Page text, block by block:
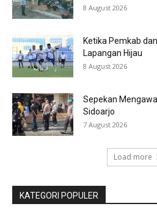
8 August 2026
Ketika Pemkab
Lapangan Hijau
8 August 2026
Sepekan
Sidoarjo
7 August 2026
Load more
KATEGORI POPULER